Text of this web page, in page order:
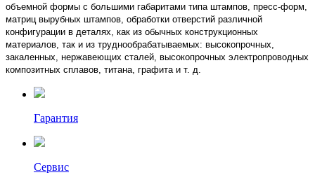
объемной формы с большими габаритами типа штампов, пресс-форм,
матриц вырубных штампов, обработки отверстий различной
конфигурации в деталях, как из обычных конструкционных
материалов, так и из труднообрабатываемых: высокопрочных,
закаленных, нержавеющих сталей, высокопрочных электропроводных
композитных сплавов, титана, графита и т. д.
Гарантия
Сервис